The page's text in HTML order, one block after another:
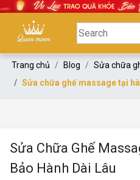
Trang chủ Blog
Sửa chữa
Sửa chữa ghế massage tại
Sửa Chữa Ghế
Bảo Hành Dài Lâu